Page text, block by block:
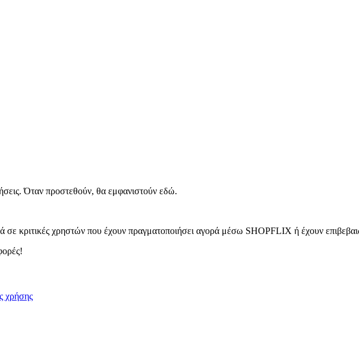
Όταν προστεθούν, θα εμφανιστούν εδώ.
σε κριτικές χρηστών που έχουν πραγματοποιήσει αγορά μέσω SHOPFLIX ή έχουν
χρήσης